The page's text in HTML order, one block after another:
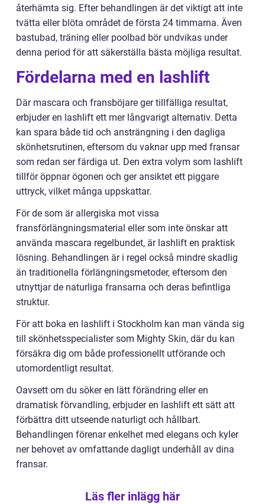
återhämta sig. Efter behandlingen är det viktigt att inte
tvätta eller blöta området de första 24 timmarna. Även
bastubad, träning eller poolbad bör undvikas under
denna period för att säkerställa bästa möjliga resultat.
Fördelarna med en lashlift
Där mascara och fransböjare ger tillfälliga resultat,
erbjuder en lashlift ett mer långvarigt alternativ. Detta
kan spara både tid och ansträngning i den dagliga
skönhetsrutinen, eftersom du vaknar upp med fransar
som redan ser färdiga ut. Den extra volym som lashlift
tillför öppnar ögonen och ger ansiktet ett piggare
uttryck, vilket många uppskattar.
För de som är allergiska mot vissa
fransförlängningsmaterial eller som inte önskar att
använda mascara regelbundet, är lashlift en praktisk
lösning. Behandlingen är i regel också mindre skadlig
än traditionella förlängningsmetoder, eftersom den
utnyttjar de naturliga fransarna och deras befintliga
struktur.
För att boka en lashlift i Stockholm kan man vända sig
till skönhetsspecialister som Mighty Skin, där du kan
försäkra dig om både professionellt utförande och
utomordentligt resultat.
Oavsett om du söker en lätt förändring eller en
dramatisk förvandling, erbjuder en lashlift ett sätt att
förbättra ditt utseende naturligt och hållbart.
Behandlingen förenar enkelhet med elegans och kyler
ner behovet av omfattande dagligt underhåll av dina
fransar.
Läs fler inlägg här